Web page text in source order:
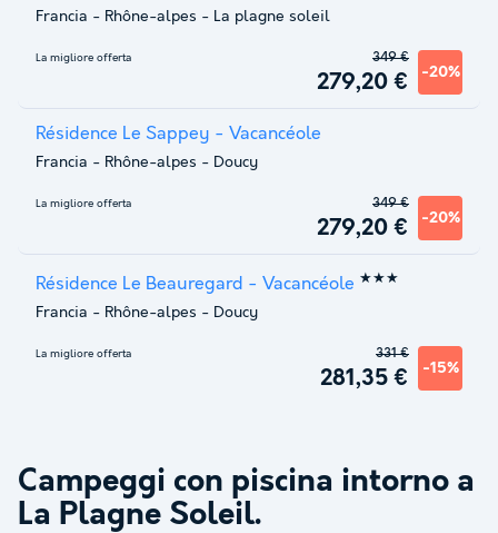
Francia - Rhône-alpes - La plagne soleil
La migliore offerta
279,20 € -20%
349 €
Résidence Le Sappey - Vacancéole
Francia - Rhône-alpes - Doucy
La migliore offerta
279,20 € -20%
349 €
Résidence Le Beauregard - Vacancéole ★★★
Francia - Rhône-alpes - Doucy
La migliore offerta
281,35 € -15%
331 €
Campeggi con piscina intorno a
La Plagne Soleil.